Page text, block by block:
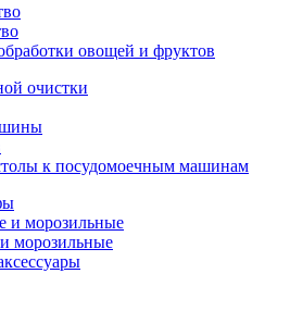
овощей и фруктов
очистки
к посудомоечным машинам
и морозильные
морозильные